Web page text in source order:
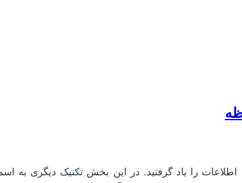
را یاد گرفتید. در این بخش تکنیک دیگری به